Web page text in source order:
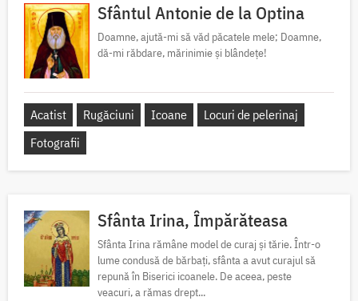
Sfântul Antonie de la Optina
Doamne, ajută-mi să văd păcatele mele; Doamne,
dă-mi răbdare, mărinimie şi blândeţe!
Acatist Rugăciuni Icoane
Locuri de pelerinaj
Fotografii
Sfânta Irina, Împărăteasa
Sfânta Irina rămâne model de curaj și tărie. Într-o
lume condusă de bărbați, sfânta a avut curajul să
repună în Biserici icoanele. De aceea, peste
veacuri, a rămas drept...